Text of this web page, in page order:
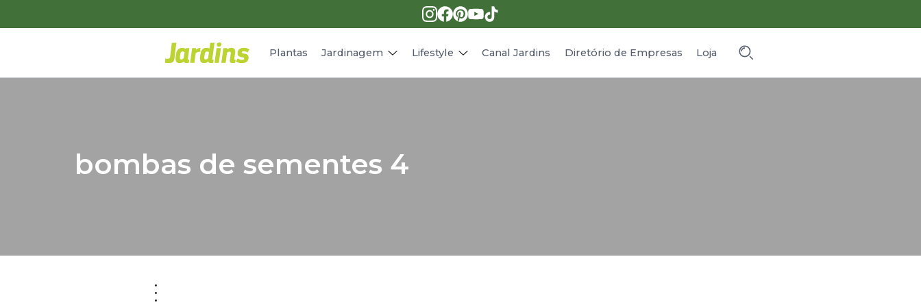
Plantas Jardinagem Lifestyle
Receitas
Canal Jardins Diretório de Empresas Loja
bombas de sementes 4